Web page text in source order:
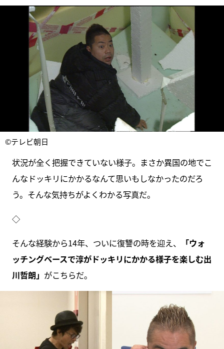
©テレビ朝日
状況が全く把握できていない様子。まさか異国の地でこ
んなドッキリにかかるなんて思いもしなかったのだろ
う。そんな気持ちがよくわかる写真だ。
◇
そんな経験から14年、ついに復讐の時を迎え、
「ウォ
ッチングベースで淳がドッキリにかかる様子を楽しむ出
川哲朗」 がこちらだ。